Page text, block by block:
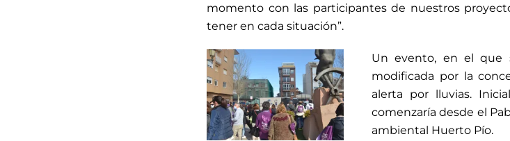
momento con las participantes de nuestros
tener en cada situación”.
Un evento, en el que
modificada por la
alerta por lluvias.
comenzaría desde el
ambiental Huerto Pío.